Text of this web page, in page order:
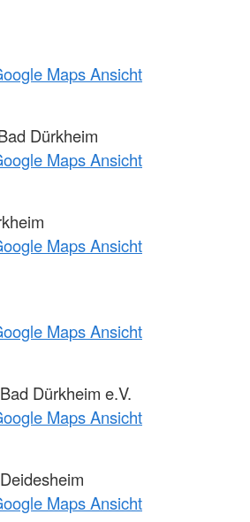
Maps Ansicht
Dürkheim
Maps Ansicht
Maps Ansicht
Maps Ansicht
Dürkheim e.V.
Maps Ansicht
Maps Ansicht